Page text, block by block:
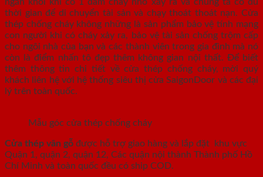
ngăn khói khi có 1 đám cháy nhỏ xảy ra và chúng ta có đủ
thời gian để di chuyển tài sản và chạy thoát thoát nạn. Cửa
thép chống cháy không những là sản phẩm bảo vệ tính mạng
con người khi có cháy xảy ra, bảo vệ tài sản chống trộm cấp
cho ngôi nhà của bạn và các thành viên trong gia đình mà nó
còn là điểm nhấn tô đẹp thêm không gian nội thất. Để biết
thêm thông tin chi tiết về cửa thép chống cháy, mời quý
khách liên hệ với hệ thống siêu thị cửa SaigonDoor và các đại
lý trên toàn quốc.
Mẫu góc cửa thép chống cháy
Cửa thép vân gỗ được hỗ trợ giao hàng và lắp đặt khu vực
Quận 1, quận 2, quận 12, Các quận nội thành Thành phố Hồ
Chí Minh và toàn quốc đều có ship COD.